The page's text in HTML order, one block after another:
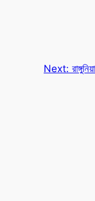
Next: